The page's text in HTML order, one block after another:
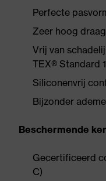
Perfecte
Zeer hoog
Vrij van
TEX® Standard
Siliconenvrij
Bijzonder
Beschermende
Gecertificeerd
C)